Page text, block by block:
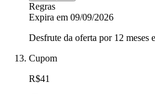
Regras
Expira em 09/09/2026
Desfrute da oferta por 12 meses
Cupom
R$41